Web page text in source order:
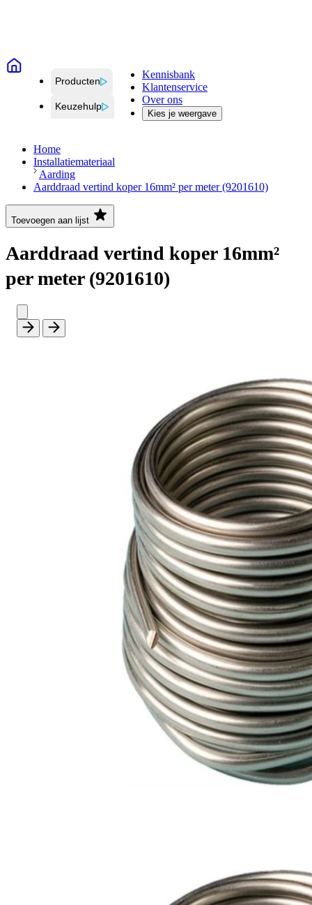
Producten
Keuzehulp
Kennisbank
Klantenservice
Over ons
Kies je weergave
Home
Installatiemateriaal
Aarding
Aarddraad vertind koper 16mm² per meter (9201610)
Toevoegen aan lijst
Aarddraad vertind koper 16mm²
per meter (9201610)